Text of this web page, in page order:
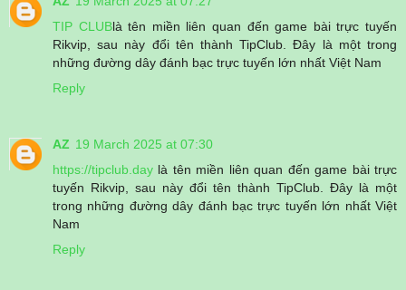
TIP CLUBlà tên miền liên quan đến game bài trực tuyến
Rikvip, sau này đổi tên thành TipClub. Đây là một trong
những đường dây đánh bạc trực tuyến lớn nhất Việt Nam
Reply
AZ 19 March 2025 at 07:30
https://tipclub.day là tên miền liên quan đến game bài trực
tuyến Rikvip, sau này đổi tên thành TipClub. Đây là một
trong những đường dây đánh bạc trực tuyến lớn nhất Việt
Nam
Reply